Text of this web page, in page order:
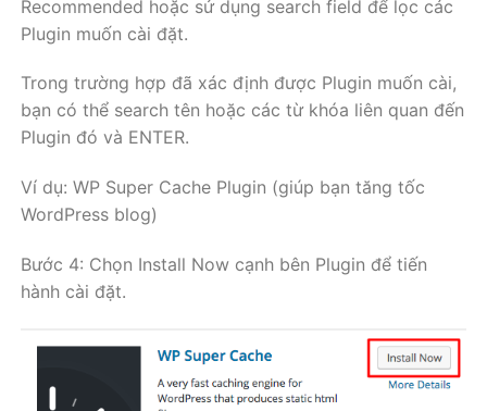
Recommended hoặc sử dụng search field để lọc các
Plugin muốn cài đặt.
Trong trường hợp đã xác định được Plugin muốn cài,
bạn có thể search tên hoặc các từ khóa liên quan đến
Plugin đó và ENTER.
Ví dụ: WP Super Cache Plugin (giúp bạn tăng tốc
WordPress blog)
Bước 4: Chọn Install Now cạnh bên Plugin để tiến
hành cài đặt.